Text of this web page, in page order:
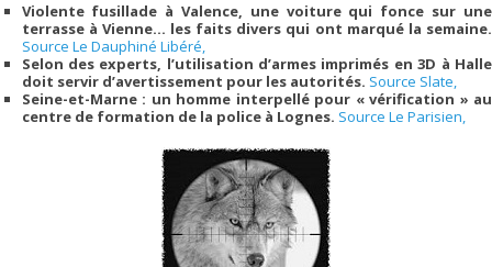
Violente fusillade à Valence, une voiture qui fonce sur une
terrasse à Vienne… les faits divers qui ont marqué la semaine.
Source Le Dauphiné Libéré,
Selon des experts, l’utilisation d’armes imprimés en 3D à Halle
doit servir d’avertissement pour les autorités. Source Slate,
Seine-et-Marne : un homme interpellé pour « vérification » au
centre de formation de la police à Lognes. Source Le Parisien,